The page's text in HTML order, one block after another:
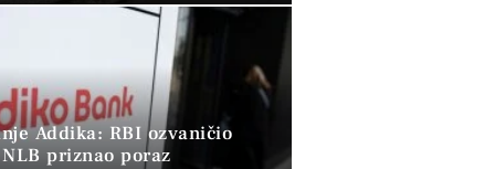
Addika: RBI ozvaničio
priznao poraz